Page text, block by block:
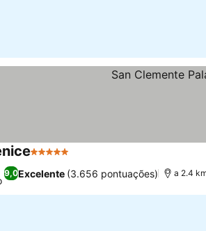
5 Estrelas
9,0Excelente (3.656 pontuações) a 2.4